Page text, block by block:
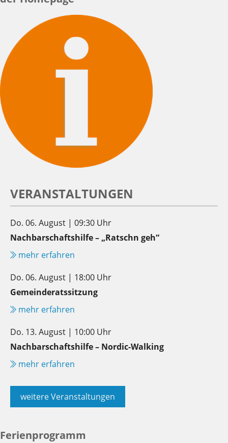
VERANSTALTUNGEN
Do. 06. August | 09:30 Uhr
Nachbarschaftshilfe – „Ratschn geh“
mehr erfahren
Do. 06. August | 18:00 Uhr
Gemeinderatssitzung
mehr erfahren
Do. 13. August | 10:00 Uhr
Nachbarschaftshilfe – Nordic-Walking
mehr erfahren
weitere Veranstaltungen
Ferienprogramm